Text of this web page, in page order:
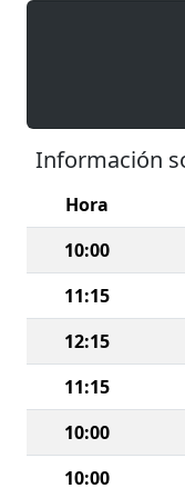
Información
Hora
10:00
11:15
12:15
11:15
10:00
10:00